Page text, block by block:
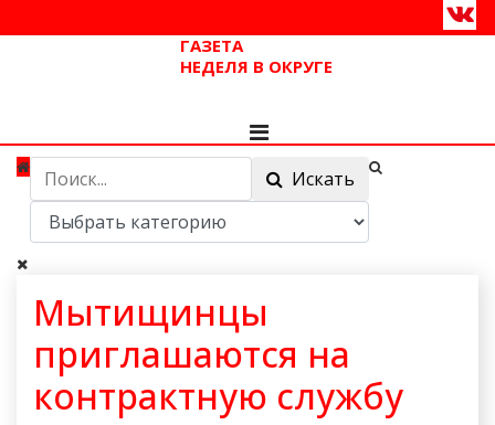
ГАЗЕТА
НЕДЕЛЯ В ОКРУГЕ
Искать
Мытищинцы
приглашаются на
контрактную службу